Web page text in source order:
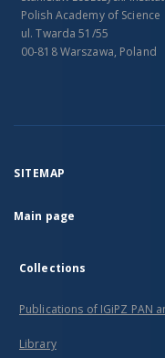
Polish Academy of Science
ul. Twarda 51/55
00-818 Warszawa, Poland
SITEMAP
Main page
Collections
Publications of IGiPZ PAN
Library